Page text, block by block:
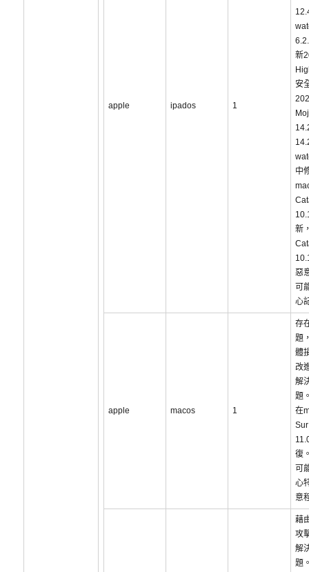
apple ipados 1
新
安
中
新
惡
可
心
apple macos 1
存
題
體
改
解
題
在
Sur
復
可
心
意
藉
攻
解
題